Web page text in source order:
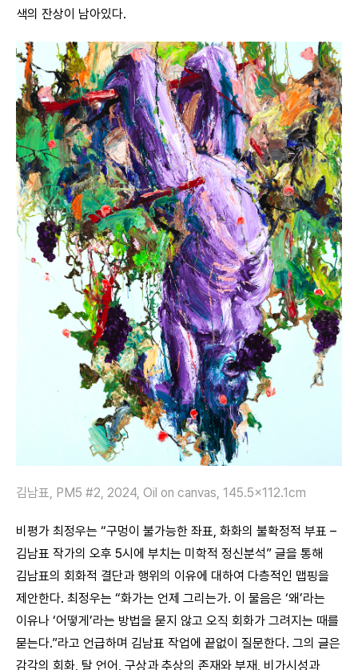
색의 잔상이 남아있다.
김남표, PM5 #2, 2024, Oil on canvas, 145.5×112.1cm
비평가 최정우는 “구멍이 불가능한 좌표, 화화의 불확정적 부표 –
김남표 작가의 오후 5시에 부치는 미학적 정신분석” 글을 통해
김남표의 회화적 결단과 행위의 이유에 대하여 다층적인 맵핑을
제안한다. 최정우는 “화가는 언제 그리는가. 이 물음은 ‘왜’라는
이유나 ‘어떻게’라는 방법을 묻지 않고 오직 회화가 그려지는 때를
묻는다.”라고 언급하며 김남표 작업에 끝없이 질문한다. 그의 글은
감각의 회화, 탈 언어, 구상과 추상의 존재와 부재, 비가시성과